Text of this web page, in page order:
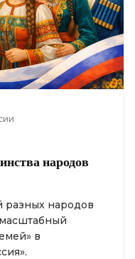
народов
разных народов
в